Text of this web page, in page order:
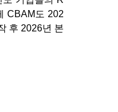
CBAM도 202
후 2026년 본